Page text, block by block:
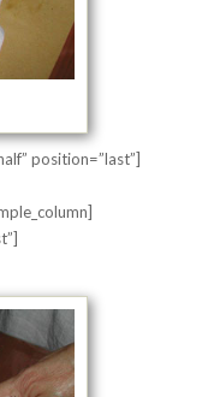
position=”last”]